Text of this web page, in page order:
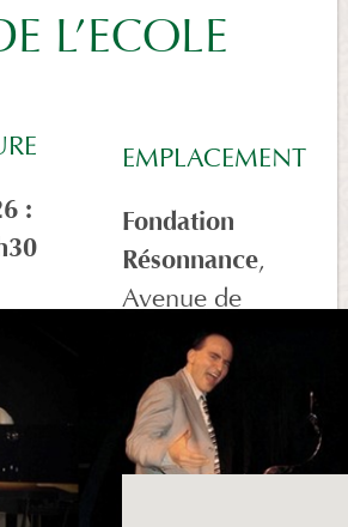
L’ECOLE
EMPLACEMENT
Fondation
Résonnance,
Avenue de
Plan 9a,
Morges, 1110,
Suisse
: